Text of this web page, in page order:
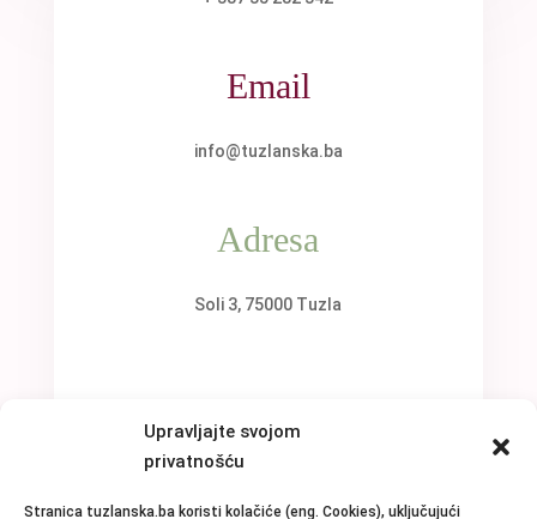
Upravljajte svojom
privatnošću
Stranica tuzlanska.ba koristi kolačiće (eng. Cookies), uključujući
Email
info@tuzlanska.ba
Adresa
Soli 3, 75000 Tuzla